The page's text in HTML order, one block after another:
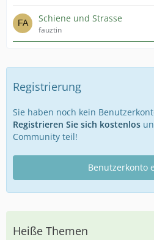
Schiene und Strasse
fauztin
Registrierung
Sie haben noch kein
Registrieren Sie sich kostenlos
Community teil!
Benutzerkonto
Heiße Themen